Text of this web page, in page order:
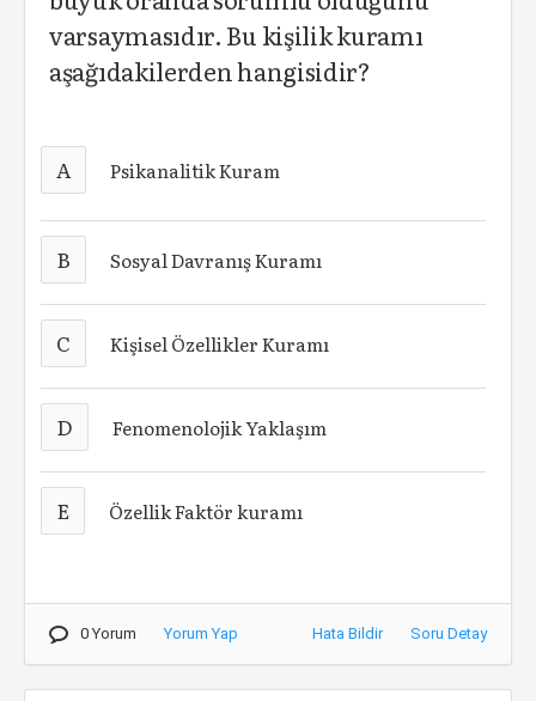
varsaymasıdır. Bu kişilik kuramı
aşağıdakilerden hangisidir?
A Psikanalitik Kuram
B Sosyal Davranış Kuramı
C Kişisel Özellikler Kuramı
D Fenomenolojik Yaklaşım
E Özellik Faktör kuramı
0 Yorum Yorum Yap Hata Bildir Soru Detay